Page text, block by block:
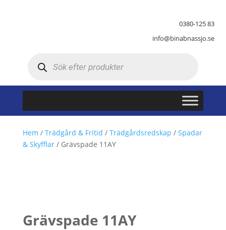
0380-125 83
info@binabnassjo.se
Hem / Trädgård & Fritid / Trädgårdsredskap / Spadar
& Skyfflar/ Grävspade 11AY
Grävspade 11AY